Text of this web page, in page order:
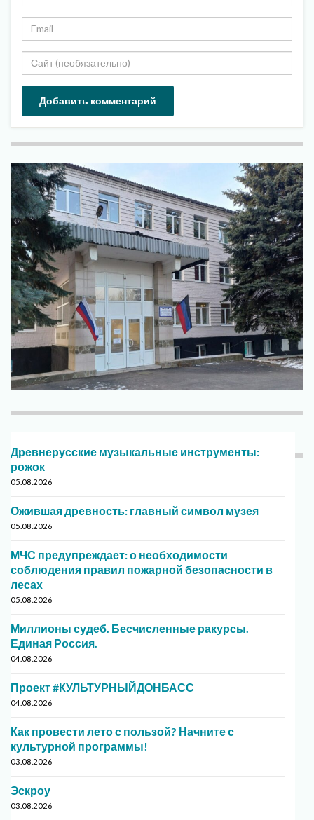
Древнерусские музыкальные инструменты:
рожок
05.08.2026
Ожившая древность: главный символ музея
05.08.2026
МЧС предупреждает: о необходимости
соблюдения правил пожарной безопасности в
лесах
05.08.2026
Миллионы судеб. Бесчисленные ракурсы.
Единая Россия.
04.08.2026
Проект #КУЛЬТУРНЫЙДОНБАСС
04.08.2026
Как провести лето с пользой? Начните с
культурной программы!
03.08.2026
Эскроу
03.08.2026